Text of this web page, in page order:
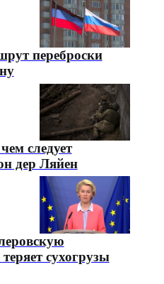
переброски
следует
дер Ляйен
сухогрузы